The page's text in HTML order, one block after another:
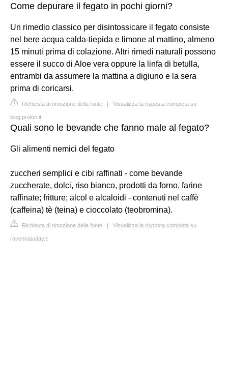
Come depurare il fegato in pochi giorni?
Un rimedio classico per disintossicare il fegato consiste
nel bere acqua calda-tiepida e limone al mattino, almeno
15 minuti prima di colazione. Altri rimedi naturali possono
essere il succo di Aloe vera oppure la linfa di betulla,
entrambi da assumere la mattina a digiuno e la sera
prima di coricarsi.
Richiesta di rimozione della fonte | Visualizza la risposta completa su
blog.prolon.it
Quali sono le bevande che fanno male al fegato?
Gli alimenti nemici del fegato
zuccheri semplici e cibi raffinati - come bevande
zuccherate, dolci, riso bianco, prodotti da forno, farine
raffinate; fritture; alcol e alcaloidi - contenuti nel caffè
(caffeina) tè (teina) e cioccolato (teobromina).
Richiesta di rimozione della fonte | Visualizza la risposta completa su
ravennatoday.it